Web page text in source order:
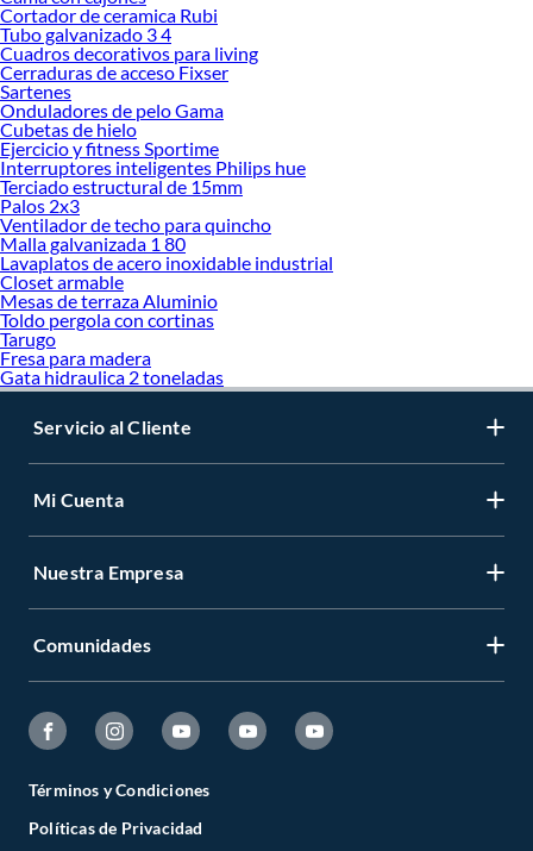
Cortador de ceramica Rubi
Tubo galvanizado 3 4
Cuadros decorativos para living
Cerraduras de acceso Fixser
Sartenes
Onduladores de pelo Gama
Cubetas de hielo
Ejercicio y fitness Sportime
Interruptores inteligentes Philips hue
Terciado estructural de 15mm
Palos 2x3
Ventilador de techo para quincho
Malla galvanizada 1 80
Lavaplatos de acero inoxidable industrial
Closet armable
Mesas de terraza Aluminio
Toldo pergola con cortinas
Tarugo
Fresa para madera
Gata hidraulica 2 toneladas
Servicio al Cliente
Mi Cuenta
Nuestra Empresa
Comunidades
Términos y Condiciones
Políticas de Privacidad